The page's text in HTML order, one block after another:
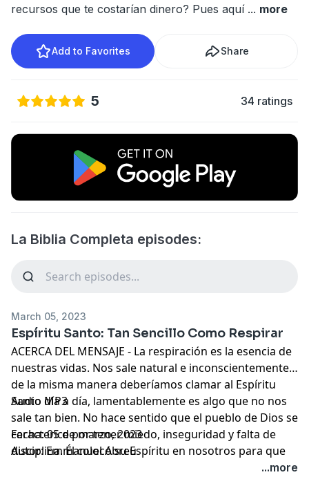
recursos que te costarían dinero? Pues aquí ... more
Add to Favorites Share
5 34 ratings
La Biblia Completa episodes:
March 05, 2023
Espíritu Santo: Tan Sencillo Como Respirar
ACERCA DEL MENSAJE - La respiración es la esencia de
nuestras vidas. Nos sale natural e inconscientemente,
de la misma manera deberíamos clamar al Espíritu
Santo día a día, lamentablemente es algo que no nos
sale tan bien. No hace sentido que el pueblo de Dios se
caracterice por tener miedo, inseguridad y falta de
disciplina. Él colocó su Espíritu en nosotros para que
Audio MP3
Fecha: 05 de marzo, 2023
Autor: Emmanuel Abreu
...more